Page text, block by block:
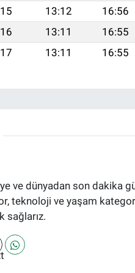
13:12 16:56
13:11 16:55
13:11 16:55
ve dünyadan son dakika
teknoloji ve yaşam
sağlarız.